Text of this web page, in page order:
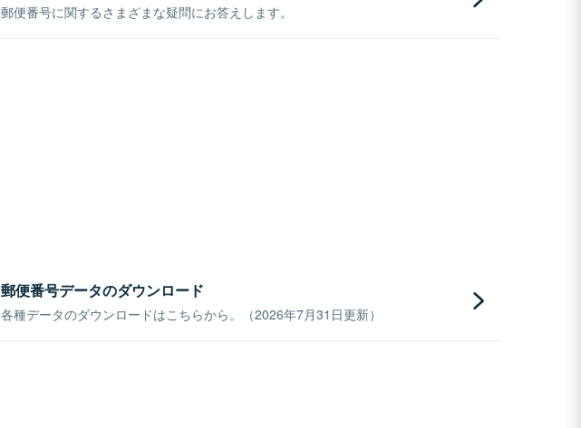
郵便番号に関するさまざまな疑問にお答えします。
郵便番号データのダウンロード
各種データのダウンロードはこちらから。（2026年7月31日更新）